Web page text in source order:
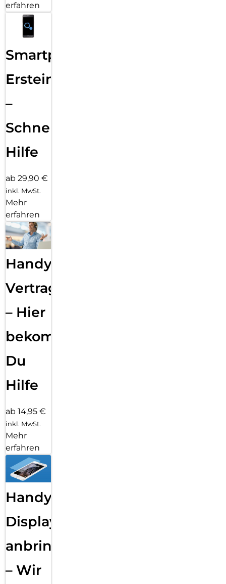
erfahren
Smartphone
Ersteinrichtung
–
Schnelle
Hilfe
ab 29,90 €
inkl. MwSt.
Mehr
erfahren
Handy
Vertragsabwicklung
– Hier
bekommst
Du
Hilfe
ab 14,95 €
inkl. MwSt.
Mehr
erfahren
Handy
Displayfolie
anbringen
– Wir